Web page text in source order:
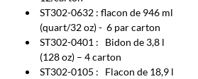
ST302-0632 : flacon de 946 ml
(quart/32 oz) - 6 par carton
ST302-0401 :
Bidon de 3,8 l
(128 oz) – 4 carton
ST302-0105 :
Flacon de 18,9 l